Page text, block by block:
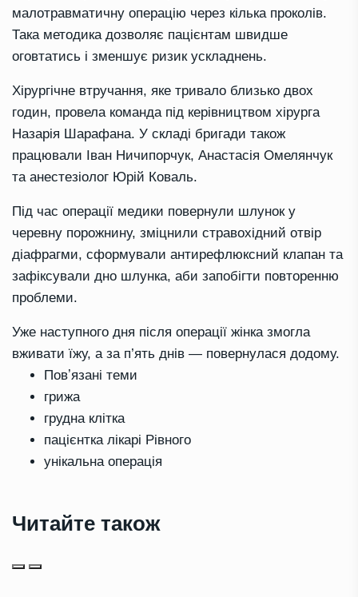
малотравматичну операцію через кілька проколів.
Така методика дозволяє пацієнтам швидше
оговтатись і зменшує ризик ускладнень.
Хірургічне втручання, яке тривало близько двох
годин, провела команда під керівництвом хірурга
Назарія Шарафана. У складі бригади також
працювали Іван Ничипорчук, Анастасія Омелянчук
та анестезіолог Юрій Коваль.
Під час операції медики повернули шлунок у
черевну порожнину, зміцнили стравохідний отвір
діафрагми, сформували антирефлюксний клапан та
зафіксували дно шлунка, аби запобігти повторенню
проблеми.
Уже наступного дня після операції жінка змогла
вживати їжу, а за п’ять днів — повернулася додому.
Повʼязані теми
грижа
грудна клітка
пацієнтка лікарі Рівного
унікальна операція
Читайте також